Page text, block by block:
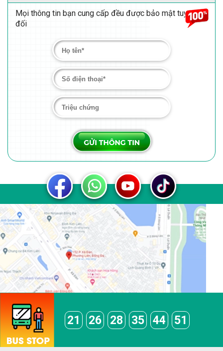
Mọi thông tin bạn cung cấp đều được bảo mật tuyệt
đối
21 26 28 35 44 51